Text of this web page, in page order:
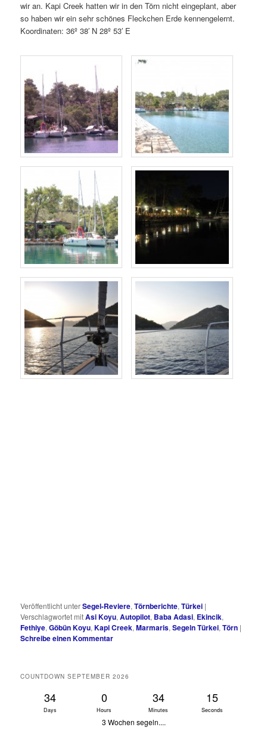
wir an. Kapi Creek hatten wir in den Törn nicht eingeplant, aber
so haben wir ein sehr schönes Fleckchen Erde kennengelernt.
Koordinaten:36º 38′ N 28º 53′ E
Veröffentlicht unterSegel-Reviere,Törnberichte,Türkei |
Verschlagwortet mitAsi Koyu,Autopilot, Baba Adasi, Ekincik,
Fethiye,Göbün Koyu,Kapi Creek,Marmaris,Segeln Türkei,Törn |
Schreibe einen Kommentar
COUNTDOWN SEPTEMBER 2026
34
Days
0
Hours
34
Minutes
15
Seconds
3 Wochen segeln....